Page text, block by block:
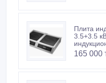
Плита
3.5+3.5
165 000